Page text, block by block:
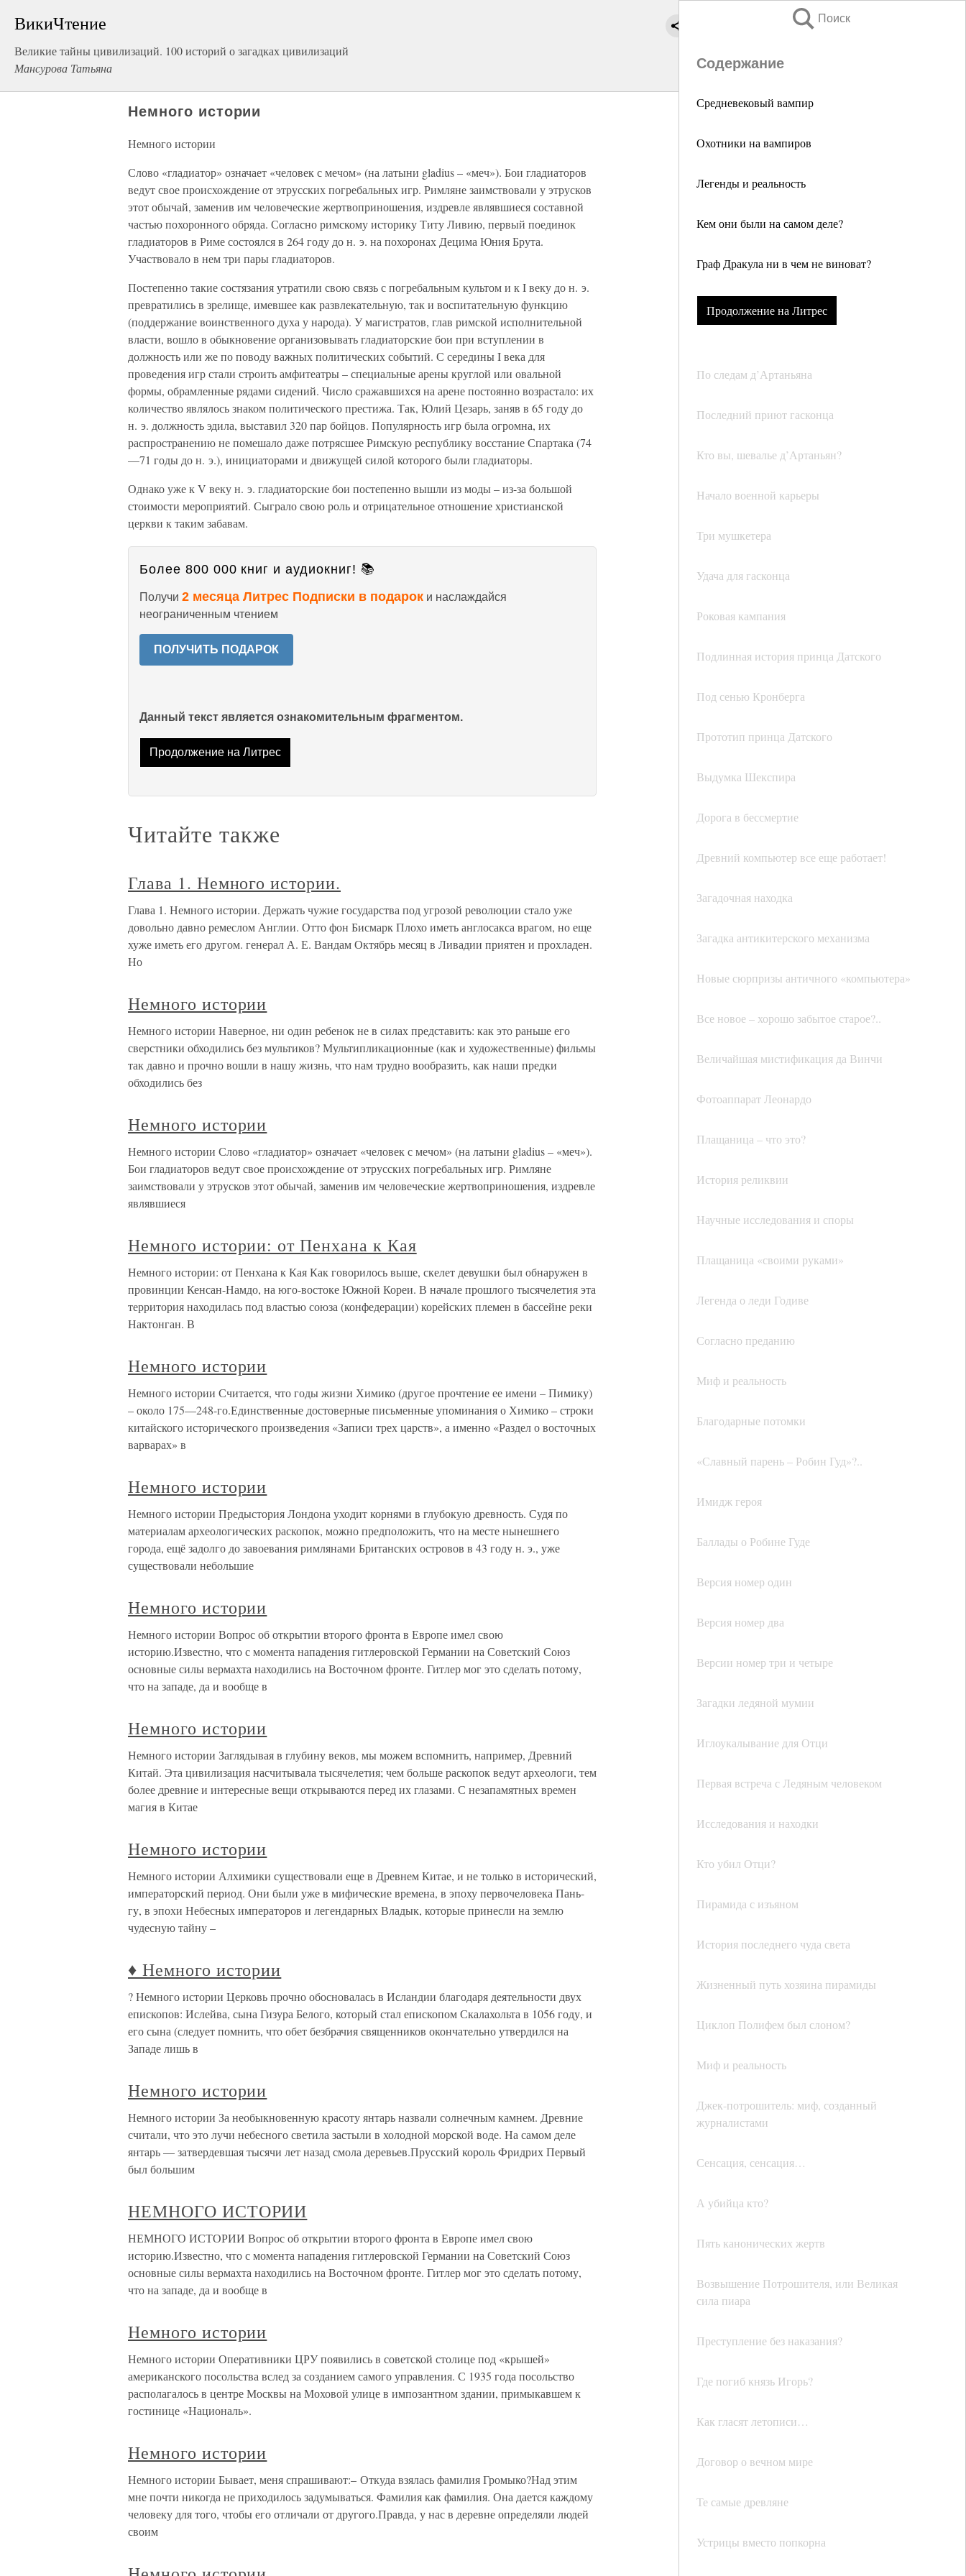
ВикиЧтение
Великие тайны цивилизаций. 100 историй о загадках цивилизаций
Мансурова Татьяна
Поиск
Содержание
Средневековый вампир
Охотники на вампиров
Легенды и реальность
Кем они были на самом деле?
Граф Дракула ни в чем не виноват?
Продолжение на Литрес
По следам д’Артаньяна
Последний приют гасконца
Кто вы, шевалье д’Артаньян?
Начало военной карьеры
Три мушкетера
Удача для гасконца
Роковая кампания
Подлинная история принца Датского
Под сенью Кронберга
Прототип принца Датского
Выдумка Шекспира
Дорога в бессмертие
Древний компьютер все еще работает!
Загадочная находка
Загадка антикитерского механизма
Новые сюрпризы античного «компьютера»
Все новое – хорошо забытое старое?..
Величайшая мистификация да Винчи
Фотоаппарат Леонардо
Плащаница – что это?
История реликвии
Научные исследования и споры
Плащаница «своими руками»
Легенда о леди Годиве
Согласно преданию
Миф и реальность
Благодарные потомки
«Славный парень – Робин Гуд»?..
Имидж героя
Баллады о Робине Гуде
Версия номер один
Версия номер два
Версии номер три и четыре
Загадки ледяной мумии
Иглоукалывание для Отци
Первая встреча с Ледяным человеком
Исследования и находки
Кто убил Отци?
Пирамида с изъяном
История последнего чуда света
Жизненный путь хозяина пирамиды
Циклоп Полифем был слоном?
Миф и реальность
Джек-потрошитель: миф, созданный
журналистами
Сенсация, сенсация…
А убийца кто?
Пять канонических жертв
Возвышение Потрошителя, или Великая
сила пиара
Преступление без наказания?
Где погиб князь Игорь?
Как гласят летописи…
Договор о вечном мире
Те самые древляне
Устрицы вместо попкорна
Немного истории
Немного истории
Слово «гладиатор» означает «человек с мечом» (на латыни gladius – «меч»). Бои гладиаторов
ведут свое происхождение от этрусских погребальных игр. Римляне заимствовали у этрусков
этот обычай, заменив им человеческие жертвоприношения, издревле являвшиеся составной
частью похоронного обряда. Согласно римскому историку Титу Ливию, первый поединок
гладиаторов в Риме состоялся в 264 году до н. э. на похоронах Децима Юния Брута.
Участвовало в нем три пары гладиаторов.
Постепенно такие состязания утратили свою связь с погребальным культом и к I веку до н. э.
превратились в зрелище, имевшее как развлекательную, так и воспитательную функцию
(поддержание воинственного духа у народа). У магистратов, глав римской исполнительной
власти, вошло в обыкновение организовывать гладиаторские бои при вступлении в
должность или же по поводу важных политических событий. С середины I века для
проведения игр стали строить амфитеатры – специальные арены круглой или овальной
формы, обрамленные рядами сидений. Число сражавшихся на арене постоянно возрастало: их
количество являлось знаком политического престижа. Так, Юлий Цезарь, заняв в 65 году до
н. э. должность эдила, выставил 320 пар бойцов. Популярность игр была огромна, их
распространению не помешало даже потрясшее Римскую республику восстание Спартака (74
—71 годы до н. э.), инициаторами и движущей силой которого были гладиаторы.
Однако уже к V веку н. э. гладиаторские бои постепенно вышли из моды – из-за большой
стоимости мероприятий. Сыграло свою роль и отрицательное отношение христианской
церкви к таким забавам.
Более 800 000 книг и аудиокниг! 📚
Получи 2 месяца Литрес Подписки в подарок и наслаждайся
неограниченным чтением
ПОЛУЧИТЬ ПОДАРОК
Данный текст является ознакомительным фрагментом.
Продолжение на Литрес
Читайте также
Глава 1. Немного истории.
Глава 1. Немного истории. Держать чужие государства под угрозой революции стало уже
довольно давно ремеслом Англии. Отто фон Бисмарк Плохо иметь англосакса врагом, но еще
хуже иметь его другом. генерал А. Е. Вандам Октябрь месяц в Ливадии приятен и прохладен.
Но
Немного истории
Немного истории Наверное, ни один ребенок не в силах представить: как это раньше его
сверстники обходились без мультиков? Мультипликационные (как и художественные) фильмы
так давно и прочно вошли в нашу жизнь, что нам трудно вообразить, как наши предки
обходились без
Немного истории
Немного истории Слово «гладиатор» означает «человек с мечом» (на латыни gladius – «меч»).
Бои гладиаторов ведут свое происхождение от этрусских погребальных игр. Римляне
заимствовали у этрусков этот обычай, заменив им человеческие жертвоприношения, издревле
являвшиеся
Немного истории: от Пенхана к Кая
Немного истории: от Пенхана к Кая Как говорилось выше, скелет девушки был обнаружен в
провинции Кенсан-Намдо, на юго-востоке Южной Кореи. В начале прошлого тысячелетия эта
территория находилась под властью союза (конфедерации) корейских племен в бассейне реки
Нактонган. В
Немного истории
Немного истории Считается, что годы жизни Химико (другое прочтение ее имени – Пимику)
– около 175—248-го.Единственные достоверные письменные упоминания о Химико – строки
китайского исторического произведения «Записи трех царств», а именно «Раздел о восточных
варварах» в
Немного истории
Немного истории Предыстория Лондона уходит корнями в глубокую древность. Судя по
материалам археологических раскопок, можно предположить, что на месте нынешнего
города, ещё задолго до завоевания римлянами Британских островов в 43 году н. э., уже
существовали небольшие
Немного истории
Немного истории Вопрос об открытии второго фронта в Европе имел свою
историю.Известно, что с момента нападения гитлеровской Германии на Советский Союз
основные силы вермахта находились на Восточном фронте. Гитлер мог это сделать потому,
что на западе, да и вообще в
Немного истории
Немного истории Заглядывая в глубину веков, мы можем вспомнить, например, Древний
Китай. Эта цивилизация насчитывала тысячелетия; чем больше раскопок ведут археологи, тем
более древние и интересные вещи открываются перед их глазами. С незапамятных времен
магия в Китае
Немного истории
Немного истории Алхимики существовали еще в Древнем Китае, и не только в исторический,
императорский период. Они были уже в мифические времена, в эпоху первочеловека Пань-
гу, в эпохи Небесных императоров и легендарных Владык, которые принесли на землю
чудесную тайну –
♦ Немного истории
? Немного истории Церковь прочно обосновалась в Исландии благодаря деятельности двух
епископов: Ислейва, сына Гизура Белого, который стал епископом Скалахольта в 1056 году, и
его сына (следует помнить, что обет безбрачия священников окончательно утвердился на
Западе лишь в
Немного истории
Немного истории За необыкновенную красоту янтарь назвали солнечным камнем. Древние
считали, что это лучи небесного светила застыли в холодной морской воде. На самом деле
янтарь — затвердевшая тысячи лет назад смола деревьев.Прусский король Фридрих Первый
был большим
НЕМНОГО ИСТОРИИ
НЕМНОГО ИСТОРИИ Вопрос об открытии второго фронта в Европе имел свою
историю.Известно, что с момента нападения гитлеровской Германии на Советский Союз
основные силы вермахта находились на Восточном фронте. Гитлер мог это сделать потому,
что на западе, да и вообще в
Немного истории
Немного истории Оперативники ЦРУ появились в советской столице под «крышей»
американского посольства вслед за созданием самого управления. С 1935 года посольство
располагалось в центре Москвы на Моховой улице в импозантном здании, примыкавшем к
гостинице «Националь».
Немного истории
Немного истории Бывает, меня спрашивают:– Откуда взялась фамилия Громыко?Над этим
мне почти никогда не приходилось задумываться. Фамилия как фамилия. Она дается каждому
человеку для того, чтобы его отличали от другого.Правда, у нас в деревне определяли людей
своим